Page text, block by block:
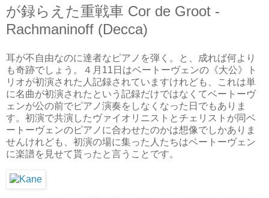
が録らえた重戦車 Cor de Groot -
Rachmaninoff (Decca)
耳が不自由なのに達者なピアノを弾く。と、成れば何より
も奇跡でしょう。４月11日はベートーヴェンの《大公》ト
リオが初演された人記録されていますけれども、これは単
に名曲が初演されたという記録だけではなくてベートーヴ
ェンが公の前でピアノ演奏をしなくなった日でもありま
す。初演で共演したヴァイオリニストとチェリストが同ベ
ートーヴェンのピアノに合わせたのかは想像でしかありま
せんけれども、初演の場に集った人たちはベートーヴェン
に楽譜を見せて貰ったと言うことです。